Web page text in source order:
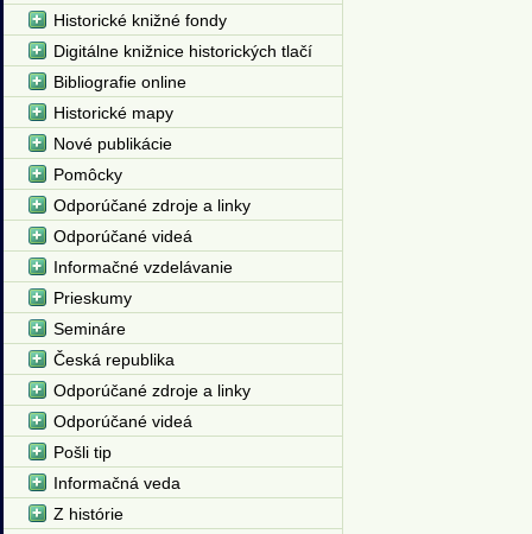
Historické knižné fondy
Digitálne knižnice historických tlačí
Bibliografie online
Historické mapy
Nové publikácie
Pomôcky
Odporúčané zdroje a linky
Odporúčané videá
Informačné vzdelávanie
Prieskumy
Semináre
Česká republika
Odporúčané zdroje a linky
Odporúčané videá
Pošli tip
Informačná veda
Z histórie